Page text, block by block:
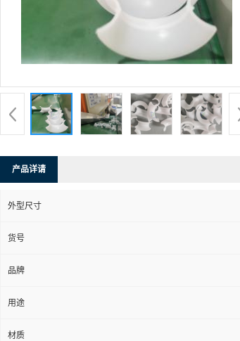
产品详请
外型尺寸
货号
品牌
用途
材质